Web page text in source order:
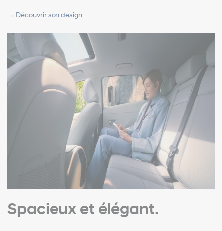
→ Découvrir son design
Spacieux et élégant.